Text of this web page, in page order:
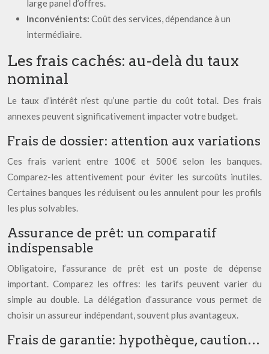
large panel d’offres.
Inconvénients: Coût des services, dépendance à un
intermédiaire.
Les frais cachés: au-delà du taux
nominal
Le taux d’intérêt n’est qu’une partie du coût total. Des frais
annexes peuvent significativement impacter votre budget.
Frais de dossier: attention aux variations
Ces frais varient entre 100€ et 500€ selon les banques.
Comparez-les attentivement pour éviter les surcoûts inutiles.
Certaines banques les réduisent ou les annulent pour les profils
les plus solvables.
Assurance de prêt: un comparatif
indispensable
Obligatoire, l’assurance de prêt est un poste de dépense
important. Comparez les offres: les tarifs peuvent varier du
simple au double. La délégation d’assurance vous permet de
choisir un assureur indépendant, souvent plus avantageux.
Frais de garantie: hypothèque, caution…